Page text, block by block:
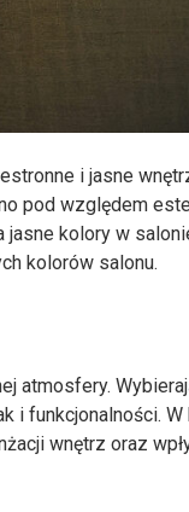
i jasne
pod względem
jasne kolory w
kolorów salonu.
atmosfery.
i funkcjonalności. W
wnętrz oraz